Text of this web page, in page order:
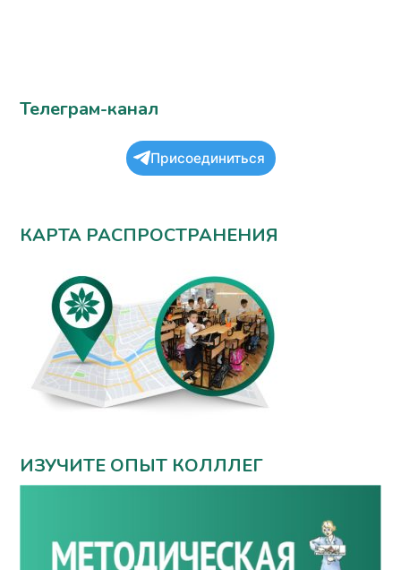
Телеграм-канал
Присоединиться
КАРТА РАСПРОСТРАНЕНИЯ
ИЗУЧИТЕ ОПЫТ КОЛЛЛЕГ